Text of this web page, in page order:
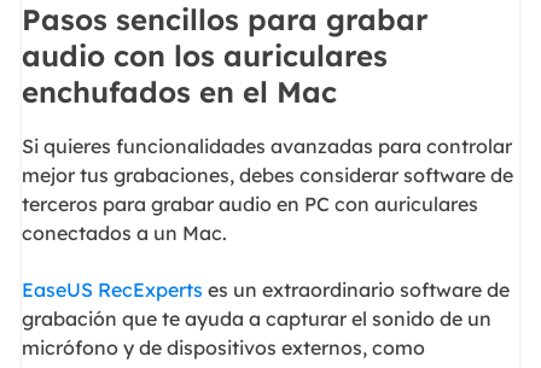
Pasos sencillos para grabar
audio con los auriculares
enchufados en el Mac
Si quieres funcionalidades avanzadas para controlar
mejor tus grabaciones, debes considerar software de
terceros para grabar audio en PC con auriculares
conectados a un Mac.
EaseUS RecExperts es un extraordinario software de
grabación que te ayuda a capturar el sonido de un
micrófono y de dispositivos externos, como